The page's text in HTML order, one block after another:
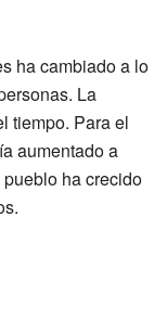
ha cambiado a lo
La
tiempo. Para el
aumentado a
ha crecido